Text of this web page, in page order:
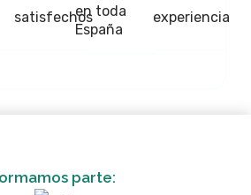
satisfechosen toda
España
experiencia
parte: